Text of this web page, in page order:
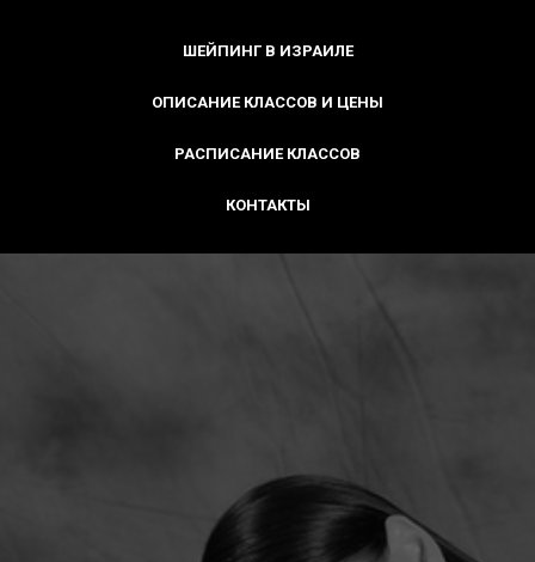
ШЕЙПИНГ В ИЗРАИЛЕ
ОПИСАНИЕ КЛАССОВ И ЦЕНЫ
РАСПИСАНИЕ КЛАССОВ
КОНТАКТЫ